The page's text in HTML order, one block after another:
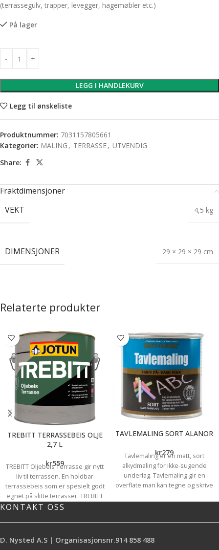
(terrassegulv, trapper, levegger, hagemøbler etc.)
På lager
LEGG I HANDLEKURV
Legg til ønskeliste
Produktnummer: 7031157805661
Kategorier: MALING , TERRASSE, UTVENDIG
Share:
Fraktdimensjoner
VEKT
4,5 kg
DIMENSJONER 29 × 29 × 29 cm
Relaterte produkter
TREBITT TERRASSEBEIS OLJE
2,7 L
kr559
TREBITT Oljebeis Terrasse gir nytt
liv til terrassen. En holdbar
terrassebeis som er spesielt godt
egnet på slitte terrasser. TREBITT
Oljebeis Terrasse kan påføres ned
lang sesong. Ved ett strøk får man
blankere overflate. Terrassebeisen
TAVLEMALING SORT ALANOR
kr279
Tavlemaling er en matt, sort
alkydmaling for ikke-sugende
underlag. Tavlemaling gir en
overflate man kan tegne og skrive
KONTAKT OSS
D. Nysted A.S | Organisasjonsnr.914 858 488